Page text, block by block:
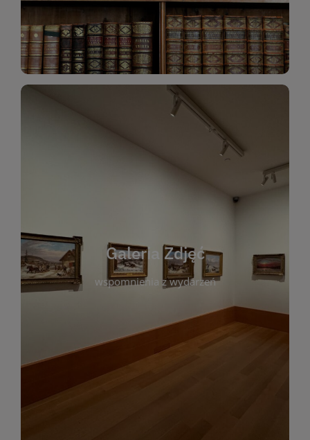
Katalog Zbiorów
Galeria Zdjęć
wspomnienia z wydarzeń
Galeria Zdjęć
wspomnienia z wydarzeń, spotkań i projektów
którym można zobaczyć, jak żyje nasza biblioteka
i jej społeczność. Zdjęcia dokumentują zarówno
uroczyste chwile, jak i codzienne aktywności
czytelników. Regularnie dodajemy nowe galerie,
by każdy mógł powrócić do wyjątkowych
momentów. Zapraszamy do obejrzenia,
wspominania i inspirowania się!